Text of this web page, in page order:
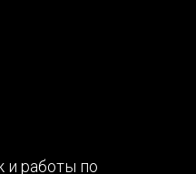
и работы по